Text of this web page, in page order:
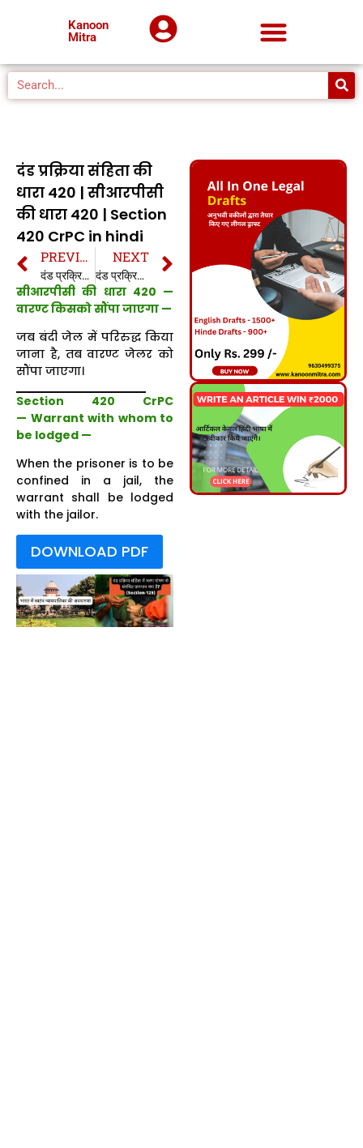
Kanoon
Mitra
दंड प्रक्रिया संहिता की
धारा 420 | सीआरपीसी
की धारा 420 | Section
420 CrPC in hindi
PREVIOUS
दंड प्रक्रिया संहिता की धारा 419 | सीआरपीसी की धारा 419 | Section 419 CrPC in hindi
NEXT
दंड प्रक्रिया संहिता की धारा 421 | सीआरपीसी की धारा 421 | Section 421 CrPC in hindi
सीआरपीसी की धारा 420 —
वारण्ट किसको सौंपा जाएगा —
जब बंदी जेल में परिरुद्ध किया
जाना है, तब वारण्ट जेलर को
सौंपा जाएगा।
Section 420 CrPC
— Warrant with whom to
be lodged —
When the prisoner is to be
confined in a jail, the
warrant shall be lodged
with the jailor.
DOWNLOAD PDF